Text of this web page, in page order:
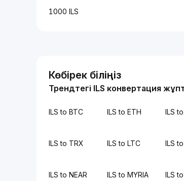
1000 ILS
Көбірек біліңіз
Трендтегі ILS конвертация
ILS to BTC ILS to ETH ILS
ILS to TRX ILS to LTC ILS
ILS to NEAR ILS to MYRIA ILS